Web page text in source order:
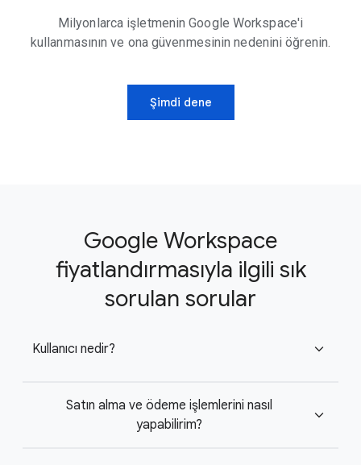
Milyonlarca işletmenin Google Workspace'i
kullanmasının ve ona güvenmesinin nedenini öğrenin.
Şimdi dene
Google Workspace
fiyatlandırmasıyla ilgili sık
sorulan sorular
Kullanıcı nedir? expand_more
Satın alma ve ödeme işlemlerini nasıl
yapabilirim?
expand_more